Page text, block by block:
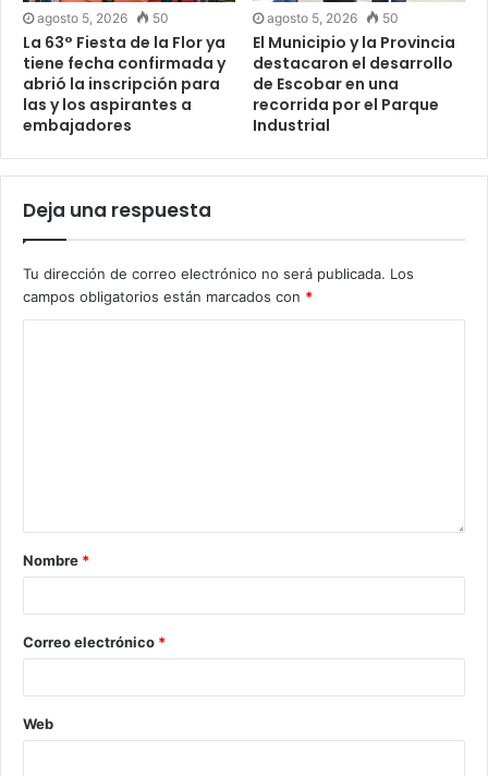
agosto 5, 2026 50
La 63° Fiesta de la Flor ya
tiene fecha confirmada y
abrió la inscripción para
las y los aspirantes a
embajadores
agosto 5, 2026 50
El Municipio y la Provincia
destacaron el desarrollo
de Escobar en una
recorrida por el Parque
Industrial
Deja una respuesta
Tu dirección de correo electrónico no será publicada. Los
campos obligatorios están marcados con *
Nombre *
Correo electrónico *
Web